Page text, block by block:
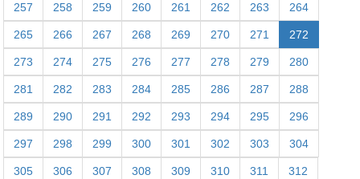
257 258 259 260 261 262 263 264
265 266 267 268 269 270 271 272
273 274 275 276 277 278 279 280
281 282 283 284 285 286 287 288
289 290 291 292 293 294 295 296
297 298 299 300 301 302 303 304
305 306 307 308 309 310 311 312